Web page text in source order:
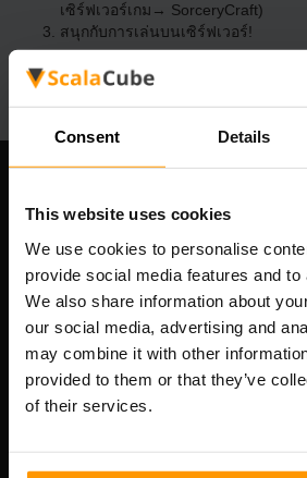
Consent Details
This website uses cookies
We use cookies to personalise
provide social media features and to
We also share information about
our social media, advertising and
may combine it with other
provided to them or that they’ve
of their services.
เซิร์ฟเวอร์เกม→ SorceryCraft)
สนุกกับการเล่นบนเซิร์ฟเวอร์!
Scalable Hosting Solutions OÜ
เลขที่จดทะเบียน: 14652605
เลขที่ผู้เสียภาษี: EE102133820
ที่อยู่: Harju maakond, Tallinn,
Vesivärava tn 50-201, 10152